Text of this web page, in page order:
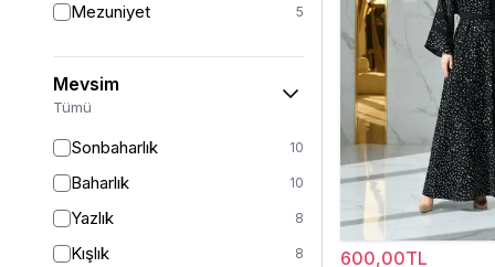
Mezuniyet 5
Mevsim
Tümü
Sonbaharlık 10
Baharlık 10
Yazlık 8
Kışlık 8 600,00TL